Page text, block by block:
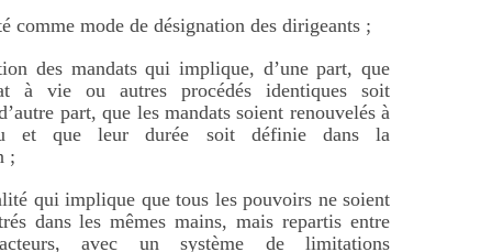
comme mode de désignation des dirigeants ;
des mandats qui implique, d’une part, que
à vie ou autres procédés identiques soit
part, que les mandats soient renouvelés à
et que leur durée soit définie dans la
;
qui implique que tous les pouvoirs ne soient
dans les mêmes mains, mais repartis entre
avec un système de limitations